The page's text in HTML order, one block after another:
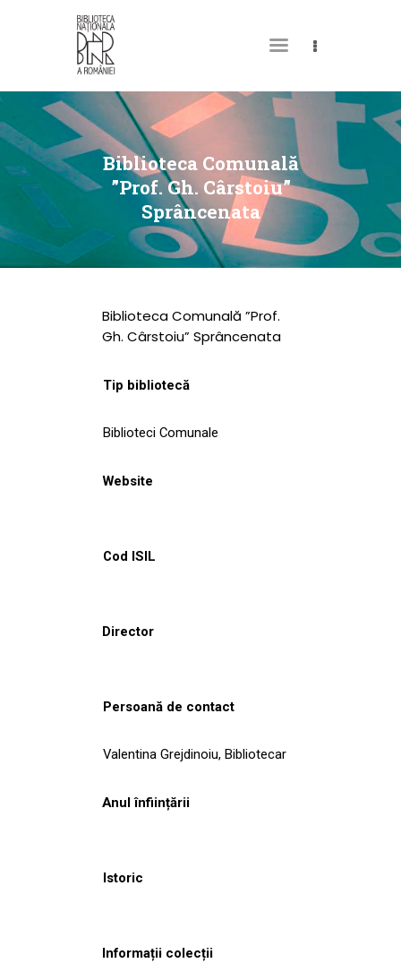
Biblioteca Comunală
”Prof. Gh. Cârstoiu”
Sprâncenata
DESPRE NOI
PERMISUL MEU DE
BIBLIOTECĂ
CATALOAGE ȘI
COLECȚII
BIBLIOTECA DIGITALĂ
EVENIMENTE
CULTURALE
NOUTĂȚI
Biblioteca Comunală ”Prof.
Gh. Cârstoiu” Sprâncenata
Tip bibliotecă
Biblioteci Comunale
Website
Cod ISIL
Director
Persoană de contact
Valentina Grejdinoiu, Bibliotecar
Anul înființării
Istoric
Informații colecții